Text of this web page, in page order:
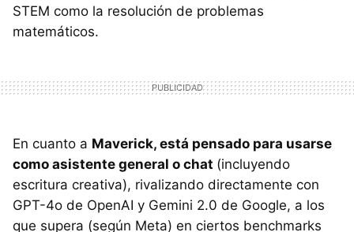
STEM como la resolución de problemas
matemáticos.
En cuanto a Maverick, está pensado para usarse
como asistente general o chat (incluyendo
escritura creativa), rivalizando directamente con
GPT-4o de OpenAI y Gemini 2.0 de Google, a los
que supera (según Meta) en ciertos benchmarks